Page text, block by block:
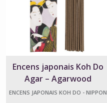
Encens japonais Koh Do
Agar – Agarwood
ENCENS JAPONAIS KOH DO - NIPPON